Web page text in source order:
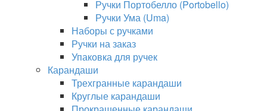
Ручки Портобелло (Portobello)
Ручки Ума (Uma)
Наборы с ручками
Ручки на заказ
Упаковка для ручек
Карандаши
Трехгранные карандаши
Круглые карандаши